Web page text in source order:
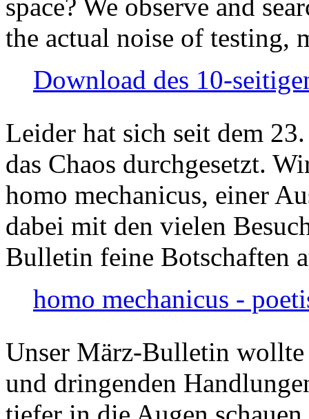
space? We observe and
the actual noise of testing,
Download des 10-
Leider hat sich seit dem
das Chaos durchgesetzt.
homo mechanicus, einer
dabei mit den vielen
Bulletin feine Botschaften
homo mechanicus -
Unser März-Bulletin
und dringenden